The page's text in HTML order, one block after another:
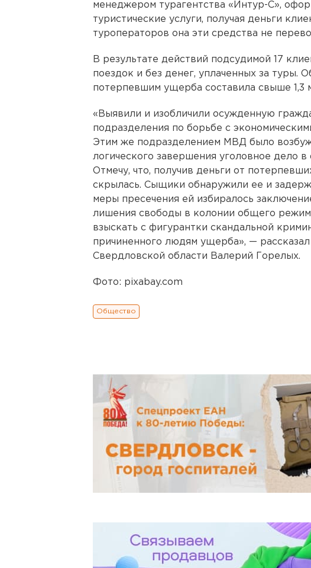
менеджером турагентства «Интур-С»,
туристические услуги, получая деньги
туроператоров она эти средства не
В результате действий подсудимой 17
поездок и без денег, уплаченных за туры.
потерпевшим ущерба составила свыше 1,3
«Выявили и изобличили осужденную
подразделения по борьбе с
Этим же подразделением МВД было
логического завершения уголовное дело
Отмечу, что, получив деньги от
скрылась. Сыщики обнаружили ее и
меры пресечения ей избиралось
лишения свободы в колонии общего
взыскать с фигурантки скандальной
причиненного людям ущерба», —
Свердловской области Валерий Горелых.
Фото: pixabay.com
Общество